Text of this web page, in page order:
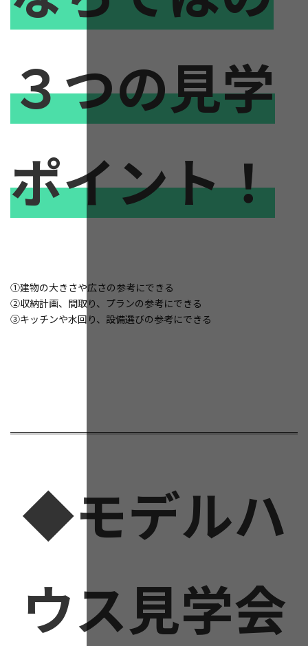
３つの見学
ポイント！
①建物の大きさや広さの参考にできる
②収納計画、間取り、プランの参考にできる
③キッチンや水回り、設備選びの参考にできる
◆モデルハ
ウス見学会